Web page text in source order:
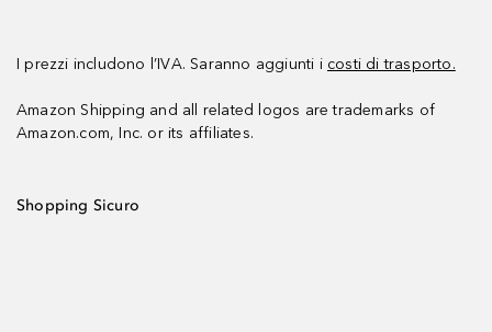
I prezzi includono l’IVA. Saranno aggiunti i costi di trasporto.
Amazon Shipping and all related logos are trademarks of
Amazon.com, Inc. or its affiliates.
Shopping Sicuro